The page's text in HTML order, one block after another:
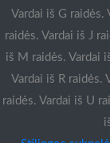
Vardai iš G raidės.
raidės. Vardai iš J
iš M raidės. Vardai
Vardai iš R raidės.
raidės. Vardai iš U